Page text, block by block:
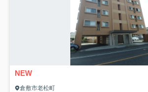
NEW
倉敷市老松町